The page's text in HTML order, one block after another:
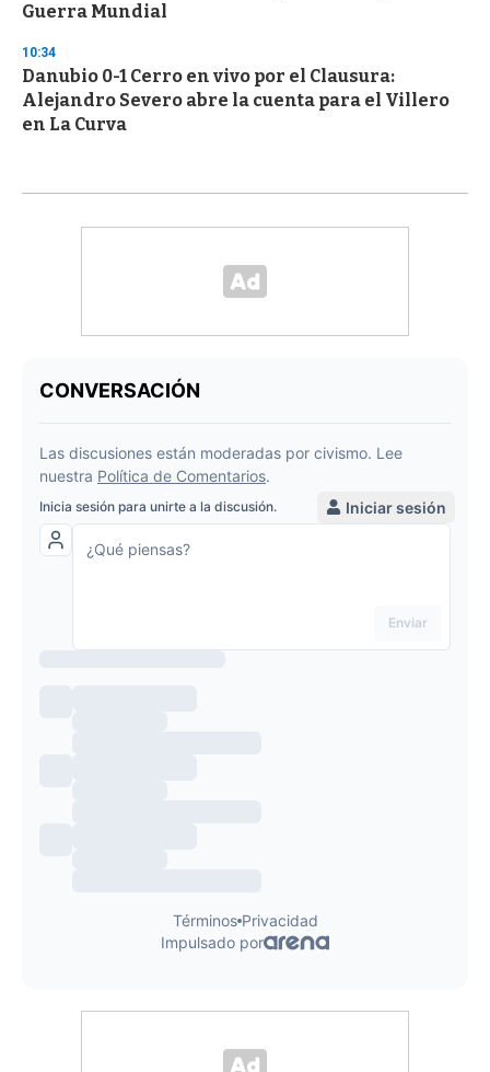
Guerra Mundial
10:34
Danubio 0-1 Cerro en vivo por el Clausura:
Alejandro Severo abre la cuenta para el Villero
en La Curva